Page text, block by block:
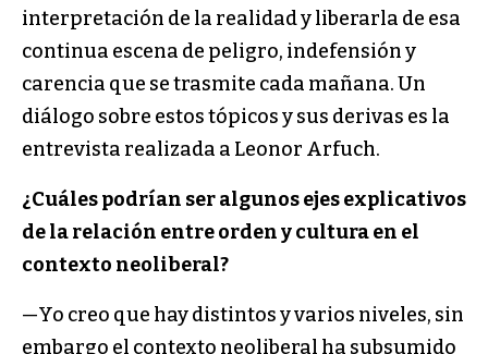
interpretación de la realidad y liberarla de esa
continua escena de peligro, indefensión y
carencia que se trasmite cada mañana. Un
diálogo sobre estos tópicos y sus derivas es la
entrevista realizada a Leonor Arfuch.
¿Cuáles podrían ser algunos ejes explicativos
de la relación entre orden y cultura en el
contexto neoliberal?
—Yo creo que hay distintos y varios niveles, sin
embargo el contexto neoliberal ha subsumido